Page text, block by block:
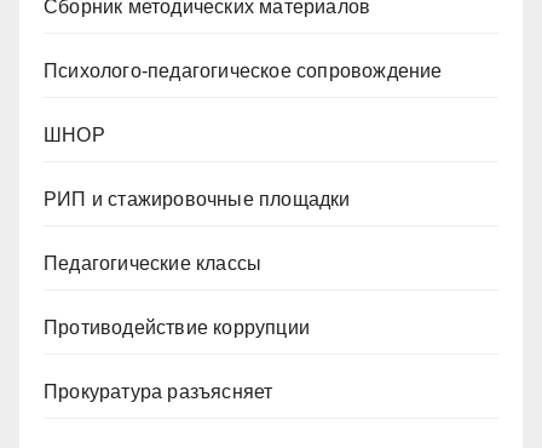
Сборник методических материалов
Психолого-педагогическое сопровождение
ШНОР
РИП и стажировочные площадки
Педагогические классы
Противодействие коррупции
Прокуратура разъясняет